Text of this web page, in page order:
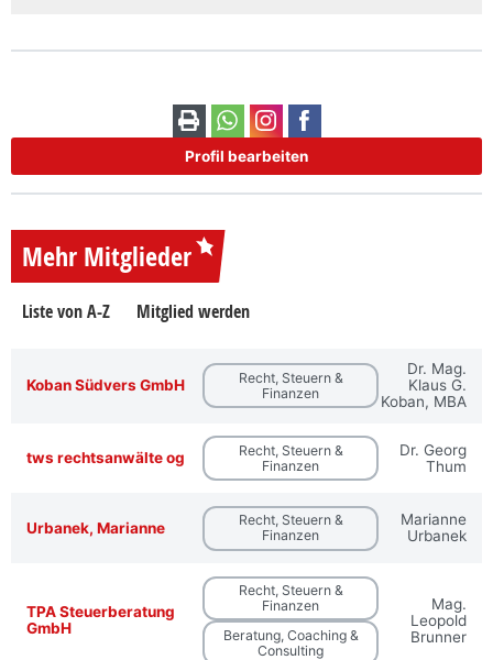
Profil bearbeiten
Mehr Mitglieder
Liste von A-Z Mitglied werden
Koban Südvers GmbH
Recht, Steuern &
Finanzen
Dr. Mag.
Klaus G.
Koban, MBA
tws rechtsanwälte og
Recht, Steuern &
Finanzen
Dr. Georg
Thum
Urbanek, Marianne
Recht, Steuern &
Finanzen
Marianne
Urbanek
TPA Steuerberatung
GmbH
Recht, Steuern &
Finanzen
Beratung, Coaching &
Consulting
Mag.
Leopold
Brunner